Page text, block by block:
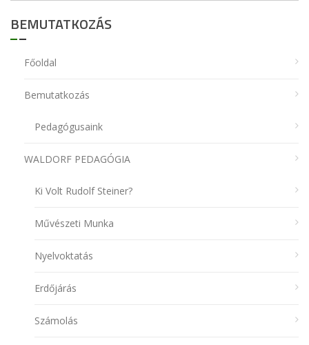
BEMUTATKOZÁS
Főoldal
Bemutatkozás
Pedagógusaink
WALDORF PEDAGÓGIA
Ki Volt Rudolf Steiner?
Művészeti Munka
Nyelvoktatás
Erdőjárás
Számolás